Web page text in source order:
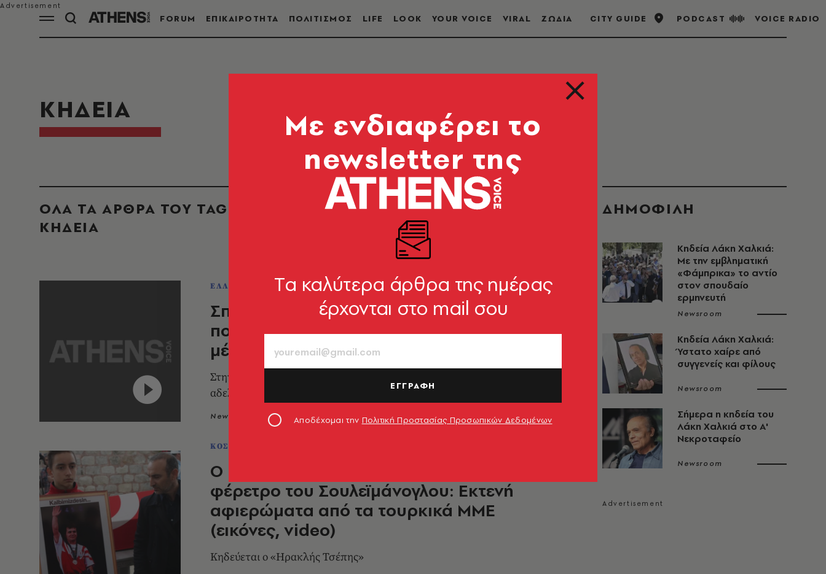
FORUM ΕΠΙΚΑΙΡΟΤΗΤΑ ΠΟΛΙΤΙΣΜΟΣ LIFE LOOK YOUR VOICE VIRAL ΖΩΔΙΑ CITY GUIDE PODCAST VOICE RADIO
ΚΗΔΕΙΑ
ΟΛΑ ΤΑ ΑΡΘΡΑ ΤΟΥ TAG
ΚΗΔΕΙΑ
ΕΛΛΑΔΑ
Σπαραγμός στην κηδεία των διδύμων
που έκαψε ο πατέρας τους – Έκλαιγε
μέχρι και ο ιερέας (εικόνες, video)
Στην τελευταία τους κατοικία οδηγήθηκαν τα δύο
αδελφάκια
Newsroom 28.11.2017, 20:09
ΚΟΣΜΟΣ
Ο Βαλέριος Λεωνίδης φίλησε το
φέρετρο του Σουλεϊμάνογλου: Εκτενή
αφιερώματα από τα τουρκικά ΜΜΕ
(εικόνες, video)
Κηδεύεται ο «Ηρακλής Τσέπης»
ΔΗΜΟΦΙΛΗ
Κηδεία Λάκη Χαλκιά:
Με την εμβληματική
«Φάμπρικα» το αντίο
στον σπουδαίο
ερμηνευτή
Newsroom
Κηδεία Λάκη Χαλκιά:
Ύστατο χαίρε από
συγγενείς και φίλους
Newsroom
Σήμερα η κηδεία του
Λάκη Χαλκιά στο Α'
Νεκροταφείο
Newsroom
Mε ενδιαφέρει το
newsletter της
Tα καλύτερα άρθρα της ημέρας
έρχονται στο mail σου
ΕΓΓΡΑΦΗ
Αποδέχομαι την Πολιτική Προστασίας Προσωπικών Δεδομένων